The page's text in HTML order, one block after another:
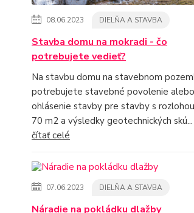
08.06.2023 DIELŇA A STAVBA
Stavba domu na mokradi - čo
potrebujete vedieť?
Na stavbu domu na stavebnom
potrebujete stavebné povolenie alebo
ohlásenie stavby pre stavby s
70 m2 a výsledky geotechnických skú...
čítať celé
07.06.2023 DIELŇA A STAVBA
Náradie na pokládku dlažby